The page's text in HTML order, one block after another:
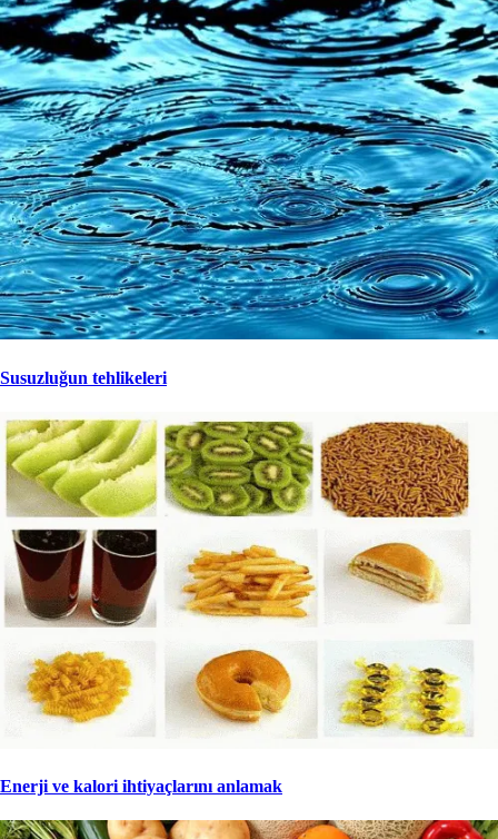
Susuzluğun tehlikeleri
Enerji ve kalori ihtiyaçlarını anlamak